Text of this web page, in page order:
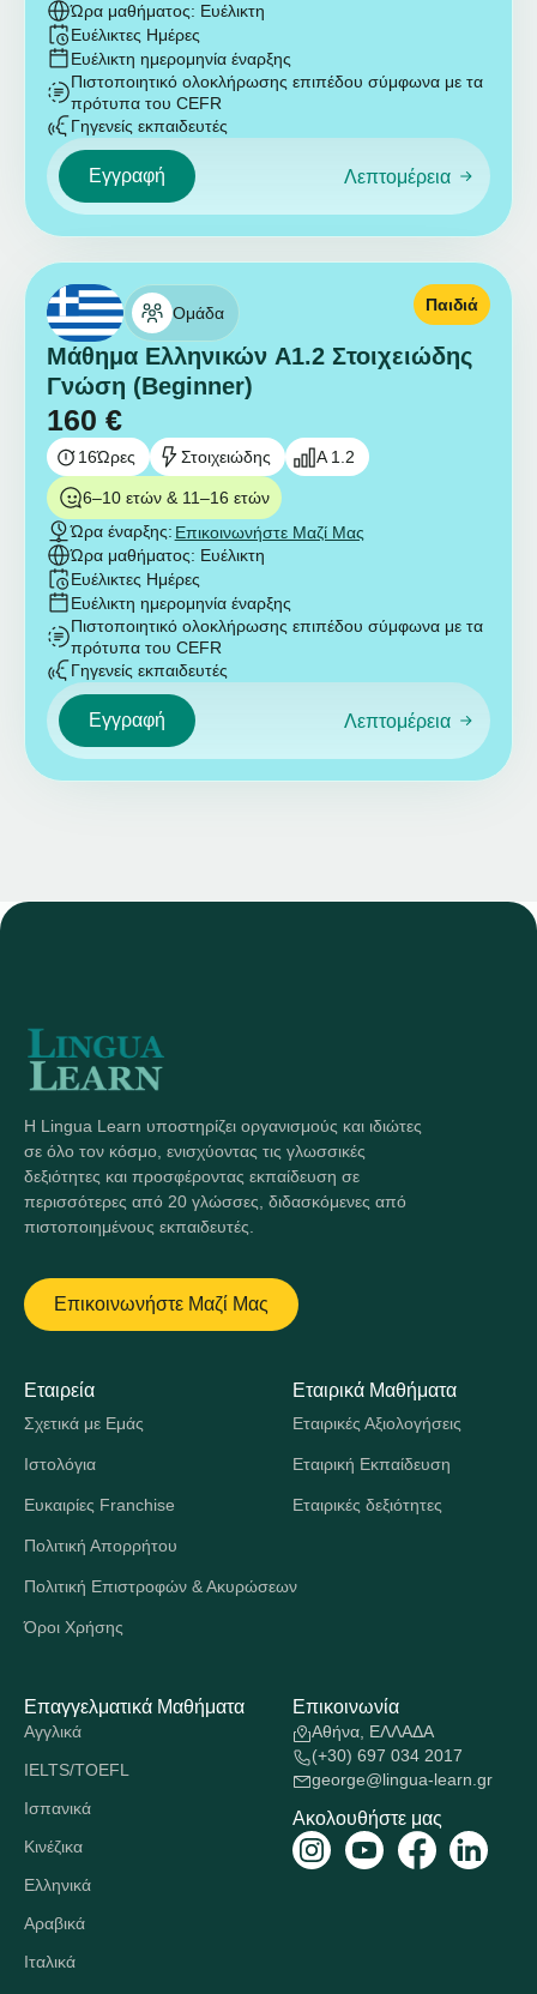
Ώρα μαθήματος: Ευέλικτη
Ευέλικτες Ημέρες
Ευέλικτη ημερομηνία έναρξης
Πιστοποιητικό ολοκλήρωσης επιπέδου σύμφωνα με τα
πρότυπα του CEFR
Γηγενείς εκπαιδευτές
Εγγραφή Λεπτομέρεια
Ομάδα
Μάθημα Ελληνικών A1.2 Στοιχειώδης
Γνώση (Beginner)
160 €
Παιδιά
16Ώρες Στοιχειώδης A 1.2
6–10 ετών & 11–16 ετών
Ώρα έναρξης: Επικοινωνήστε Μαζί Μας
Ώρα μαθήματος: Ευέλικτη
Ευέλικτες Ημέρες
Ευέλικτη ημερομηνία έναρξης
Πιστοποιητικό ολοκλήρωσης επιπέδου σύμφωνα με τα
πρότυπα του CEFR
Γηγενείς εκπαιδευτές
Εγγραφή Λεπτομέρεια
Η Lingua Learn υποστηρίζει οργανισμούς και ιδιώτες
σε όλο τον κόσμο, ενισχύοντας τις γλωσσικές
δεξιότητες και προσφέροντας εκπαίδευση σε
περισσότερες από 20 γλώσσες, διδασκόμενες από
πιστοποιημένους εκπαιδευτές.
Επικοινωνήστε Μαζί Μας
Εταιρεία
Σχετικά με Εμάς
Ιστολόγια
Ευκαιρίες Franchise
Πολιτική Απορρήτου
Πολιτική Επιστροφών & Ακυρώσεων
Όροι Χρήσης
Εταιρικά Μαθήματα
Εταιρικές Αξιολογήσεις
Εταιρική Εκπαίδευση
Εταιρικές δεξιότητες
Επαγγελματικά Μαθήματα
Αγγλικά
IELTS/TOEFL
Ισπανικά
Κινέζικα
Ελληνικά
Αραβικά
Ιταλικά
Επικοινωνία
Αθήνα, ΕΛΛΑΔΑ
(+30) 697 034 2017
george@lingua-learn.gr
Ακολουθήστε μας